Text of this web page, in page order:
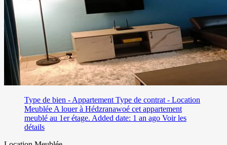
Type de bien - Appartement Type de contrat - Location
Meublée A louer à Hédzranawoé cet appartement
meublé au 1er étage. Added date: 1 an ago Voir les
détails